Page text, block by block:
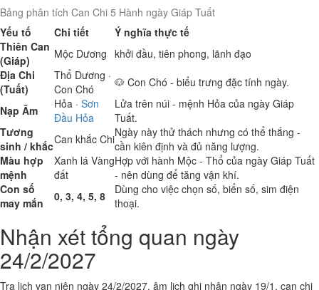
Bảng phân tích Can Chi 5 Hành ngày Giáp Tuất
Yếu tố
Chi tiết
Ý nghĩa thực tế
Thiên Can
(Giáp)
Mộc Dương khởi đầu, tiên phong, lãnh đạo
Địa Chi
(Tuất)
Thổ Dương ·
Con Chó
🐶 Con Chó - biểu trưng đặc tính ngày.
Nạp Âm
Hỏa · Sơn
Đầu Hỏa
Lửa trên núi - mệnh Hỏa của ngày Giáp
Tuất.
Tương
sinh / khắcCan khắc ChiNgày này thử thách nhưng có thể thắng -
cần kiên định và đủ năng lượng.
Màu hợp
mệnh
Xanh lá Vàng
đất
Hợp với hành Mộc - Thổ của ngày Giáp Tuất
- nên dùng để tăng vận khí.
Con số
may mắn
0, 3, 4, 5, 8
Dùng cho việc chọn số, biển số, sim điện
thoại.
Nhận xét tổng quan ngày
24/2/2027
Tra lịch vạn niên ngày 24/2/2027, âm lịch ghi nhận ngày 19/1, can chi